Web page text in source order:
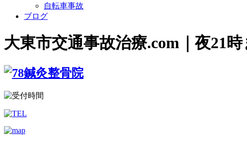
自転車事故
ブログ
大東市交通事故治療.com｜夜21